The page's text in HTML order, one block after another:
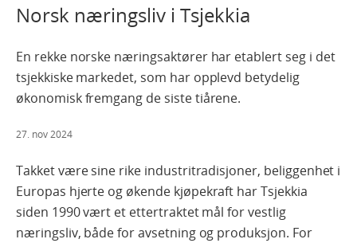
Norsk næringsliv i Tsjekkia
En rekke norske næringsaktører har etablert seg i det
tsjekkiske markedet, som har opplevd betydelig
økonomisk fremgang de siste tiårene.
27. nov 2024
Takket være sine rike industritradisjoner, beliggenhet i
Europas hjerte og økende kjøpekraft har Tsjekkia
siden 1990 vært et ettertraktet mål for vestlig
næringsliv, både for avsetning og produksjon. For